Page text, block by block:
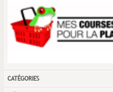
CATÉGORIES